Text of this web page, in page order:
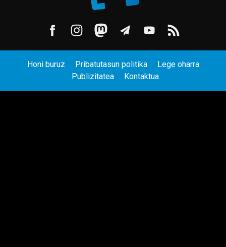
Honi buruz Pribatutasun politika
Lege oharra
Publizitatea
Kontaktua